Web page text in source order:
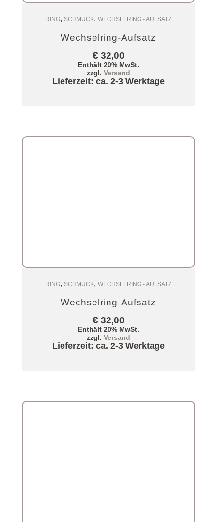
Zum Warenkorb
RING, SCHMUCK, WECHSELRING - AUFSATZ
Wechselring-Aufsatz
€32,00
Enthält 20% MwSt.
zzgl. Versand
Lieferzeit: ca. 2-3 Werktage
Zum Warenkorb
RING, SCHMUCK, WECHSELRING - AUFSATZ
Wechselring-Aufsatz
€32,00
Enthält 20% MwSt.
zzgl. Versand
Lieferzeit: ca. 2-3 Werktage